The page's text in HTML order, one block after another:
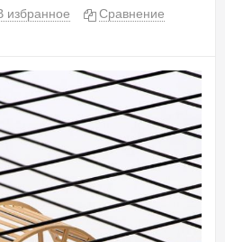
избранное Сравнение